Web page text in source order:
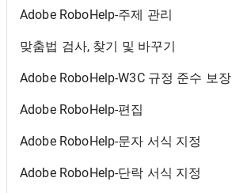
Adobe RoboHelp-주제 관리
맞춤법 검사, 찾기 및 바꾸기
Adobe RoboHelp-W3C 규정 준수 보장
Adobe RoboHelp-편집
Adobe RoboHelp-문자 서식 지정
Adobe RoboHelp-단락 서식 지정